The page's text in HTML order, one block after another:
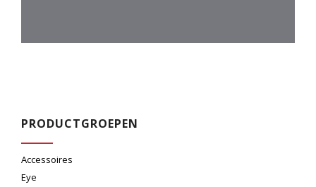
PRODUCTGROEPEN
Accessoires
Eye